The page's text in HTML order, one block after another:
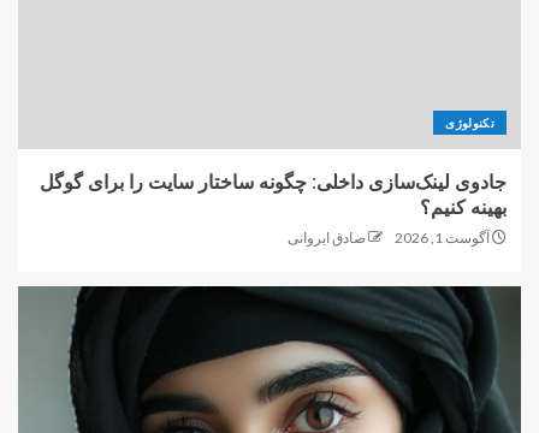
تکنولوژی
جادوی لینک‌سازی داخلی: چگونه ساختار سایت را برای گوگل
بهینه کنیم؟
آگوست 1, 2026 صادق ایروانی